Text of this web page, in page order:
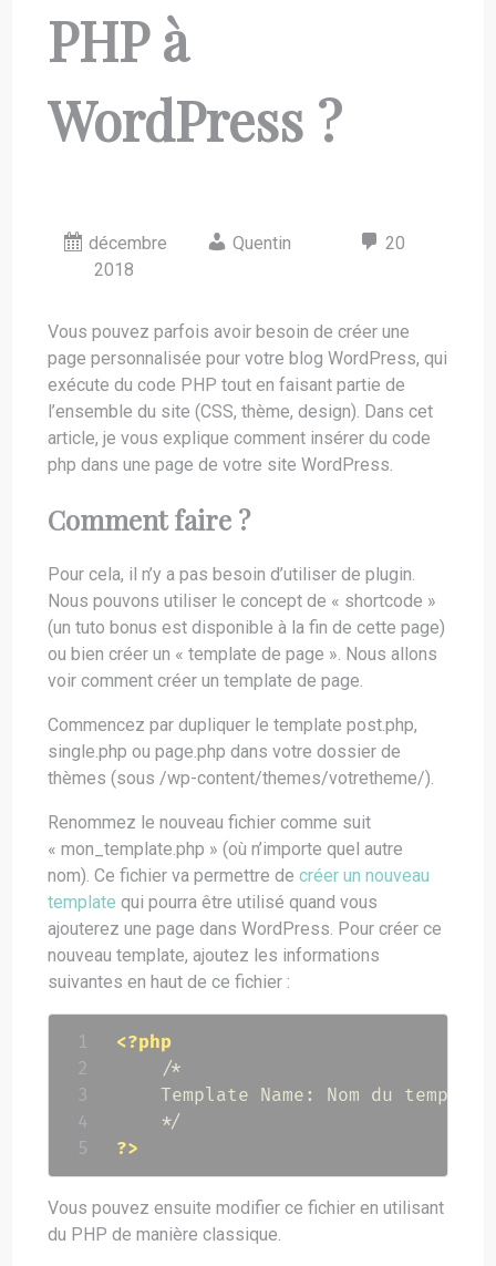
PHP à
WordPress ?
décembre
2018
Quentin 20
Vous pouvez parfois avoir besoin de créer une
page personnalisée pour votre blog WordPress, qui
exécute du code PHP tout en faisant partie de
l’ensemble du site (CSS, thème, design). Dans cet
article, je vous explique comment insérer du code
php dans une page de votre site WordPress.
Comment faire ?
Pour cela, il n’y a pas besoin d’utiliser de plugin.
Nous pouvons utiliser le concept de « shortcode »
(un tuto bonus est disponible à la fin de cette page)
ou bien créer un « template de page ». Nous allons
voir comment créer un template de page.
Commencez par dupliquer le template post.php,
single.php ou page.php dans votre dossier de
thèmes (sous /wp-content/themes/votretheme/).
Renommez le nouveau fichier comme suit
« mon_template.php » (où n’importe quel autre
nom). Ce fichier va permettre decréer un nouveau
template qui pourra être utilisé quand vous
ajouterez une page dans WordPress. Pour créer ce
nouveau template, ajoutez les informations
suivantes en haut de ce fichier :
<?php
/*
    Template Name: Nom du template
    */
?>
Vous pouvez ensuite modifier ce fichier en utilisant
du PHP de manière classique.